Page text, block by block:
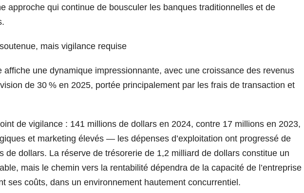
approche qui continue de bousculer les banques traditionnelles et de
mais vigilance requise
affiche une dynamique impressionnante, avec une croissance des revenus
de 30 % en 2025, portée principalement par les frais de transaction et
de vigilance : 141 millions de dollars en 2024, contre 17 millions en 2023,
et marketing élevés — les dépenses d’exploitation ont progressé de
de dollars. La réserve de trésorerie de 1,2 milliard de dollars constitue un
mais le chemin vers la rentabilité dépendra de la capacité de l’entreprise
ses coûts, dans un environnement hautement concurrentiel.